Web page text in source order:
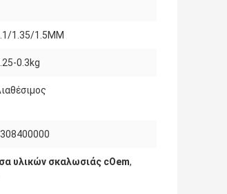
1.35/1.5MM
0.3kg
υλικών σκαλωσιάς cOem,